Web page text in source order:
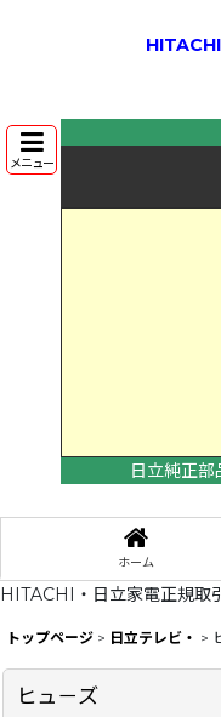
HITACHI
メニュー
日立純正
ホーム
HITACHI・日立家電正規取
トップページ > 日立テレビ・ >
ヒュ－ズ